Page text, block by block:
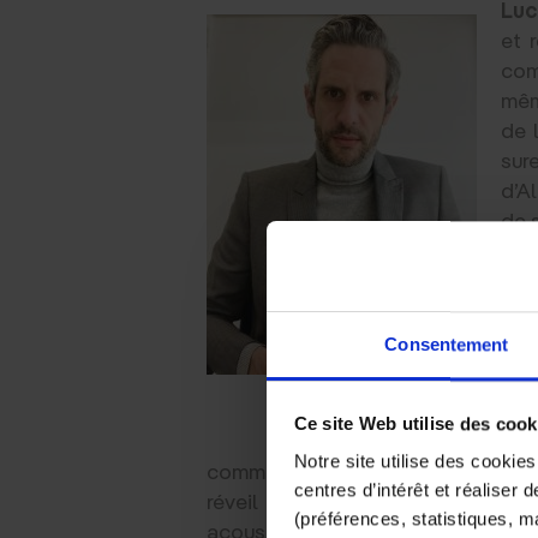
Consentement
Ce site Web utilise des
Notre site utilise des
centres d’intérêt et réaliser
(préférences, statistiques,
et
de
de
communiquer paraissent
réveil ou la sonnette de notre
acoustique particulière appelée